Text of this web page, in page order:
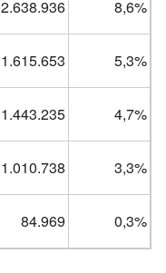
2.638.936
8,6%
1.615.653
5,3%
1.443.235
4,7%
1.010.738
3,3%
84.969 0,3%